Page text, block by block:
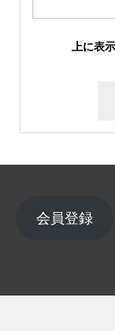
上に表
会員登録